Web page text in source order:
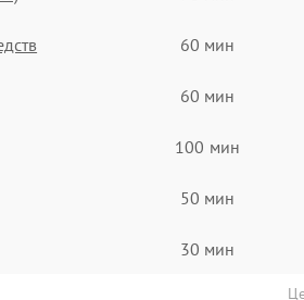
60 мин
60 мин
100 мин
50 мин
30 мин